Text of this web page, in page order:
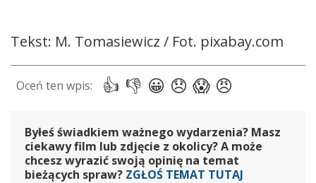
Tekst: M. Tomasiewicz / Fot. pixabay.com
Byłeś świadkiem ważnego wydarzenia? Masz
ciekawy film lub zdjęcie z okolicy? A może
chcesz wyrazić swoją opinię na temat
bieżących spraw? ZGŁOŚ TEMAT TUTAJ